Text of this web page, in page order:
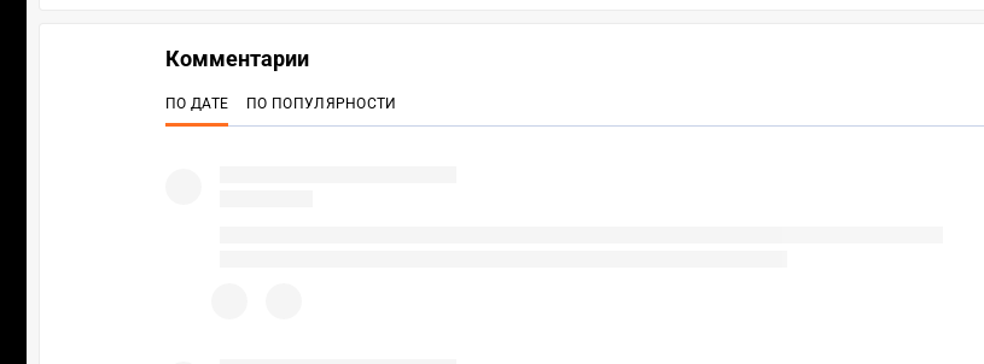
Комментарии
ПО ДАТЕ ПО ПОПУЛЯРНОСТИ